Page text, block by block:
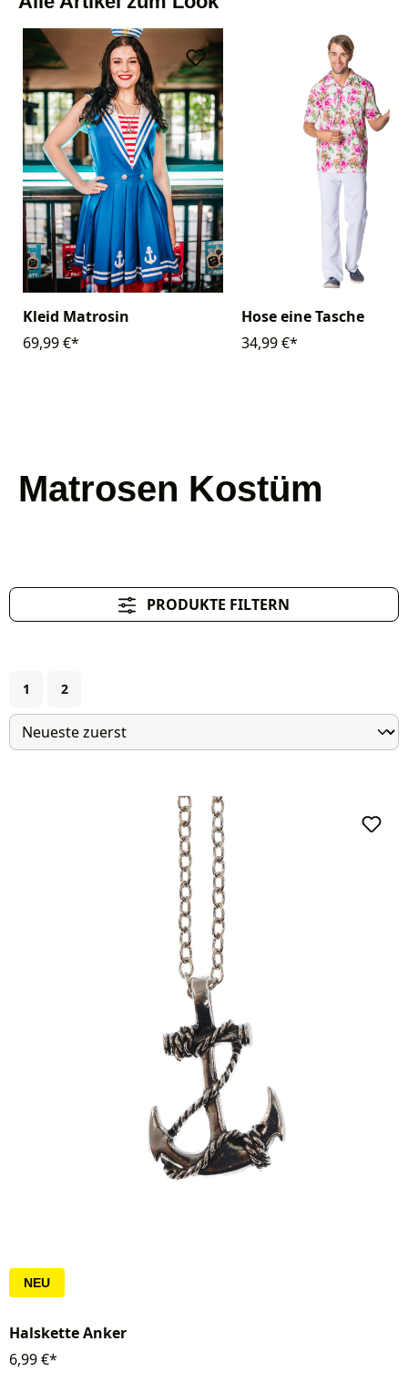
Kleid Matrosin
69,99 €*
Hose eine Tasche
34,99 €*
Matrosen Kostüm
PRODUKTE FILTERN
Seite
1 Seite
2
NEU
Halskette Anker
6,99 €*